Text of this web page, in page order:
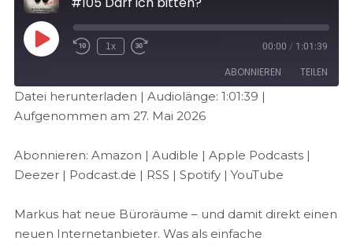
1x 00:00 / 1:01:39
ABONNIEREN TEILEN
Amazon Audible
RSS FEED
TEILEN
LINK
EMBED
Datei herunterladen | Audiolänge: 1:01:39 |
Aufgenommen am 27. Mai 2026
Abonnieren: Amazon | Audible | Apple Podcasts|
Deezer| Podcast.de | RSS | Spotify| YouTube
Markus hat neue Büroräume – und damit direkt einen
neuen Internetanbieter. Was als einfache